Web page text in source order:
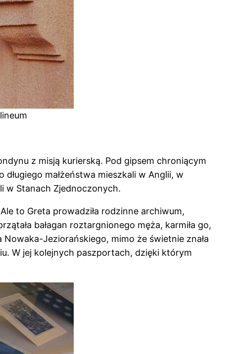
z misją kurierską. Pod gipsem chroniącym
małżeństwa mieszkali w Anglii, w
w Stanach Zjednoczonych.
to Greta prowadziła rodzinne archiwum,
bałagan roztargnionego męża, karmiła go,
Nowaka-Jeziorańskiego, mimo że świetnie znała
W jej kolejnych paszportach, dzięki którym